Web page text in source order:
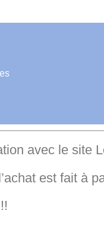
avec le site
est fait à